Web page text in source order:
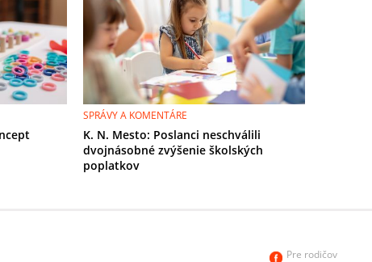
SPRÁVY A KOMENTÁRE
K. N. Mesto: Poslanci neschválili
dvojnásobné zvýšenie školských
poplatkov
Pre rodičov